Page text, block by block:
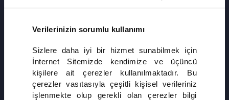
Verilerinizin sorumlu kullanımı
Sizlere daha iyi bir hizmet sunabilmek için
İnternet Sitemizde kendimize ve üçüncü
kişilere ait çerezler kullanılmaktadır. Bu
çerezler vasıtasıyla çeşitli kişisel verileriniz
işlenmekte olup gerekli olan çerezler bilgi